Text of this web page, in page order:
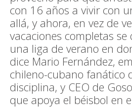
con 16 años a vivir con
allá, y ahora, en vez de
vacaciones completas
una liga de verano en
dice Mario Fernández,
chileno-cubano fanático
disciplina, y CEO de
que apoya el béisbol en